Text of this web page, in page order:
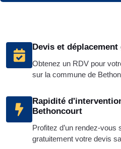
Devis et
Obtenez un RDV pour
sur la commune de
Rapidité
Bethoncourt
Profitez d’un rendez-vous
gratuitement votre devis